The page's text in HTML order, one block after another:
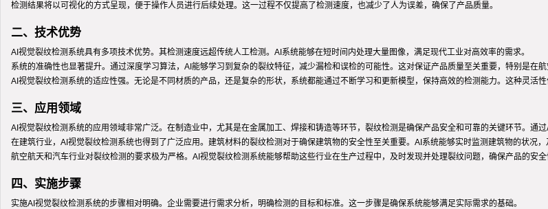
检测结果将以可视化的方式呈现，便于操作人员进行后续处理。这一过程不仅提高了检测速度，也减少了人为误差，确保了产品质量。
二、技术优势
AI视觉裂纹检测系统具有多项技术优势。其检测速度远超传统人工检测。AI系统能够在短时间内处理大量图像，满足现代工业对高效率的需求。
系统的准确性也显著提升。通过深度学习算法，AI能够学习到复杂的裂纹特征，减少漏检和误检的可能性。这对保证产品质量至关重要，特别是在
AI视觉裂纹检测系统的适应性强。无论是不同材质的产品，还是复杂的形状，系统都能通过不断学习和更新模型，保持高效的检测能力。这种灵活
三、应用领域
AI视觉裂纹检测系统的应用领域非常广泛。在制造业中，尤其是在金属加工、焊接和铸造等环节，裂纹检测是确保产品安全和可靠的关键环节。通
在建筑行业，AI视觉裂纹检测系统也得到了广泛应用。建筑材料的裂纹检测对于确保建筑物的安全性至关重要。AI系统能够实时监测建筑物的状况，
航空航天和汽车行业对裂纹检测的要求极为严格。AI视觉裂纹检测系统能够帮助这些行业在生产过程中，及时发现并处理裂纹问题，确保产品的安全
四、实施步骤
实施AI视觉裂纹检测系统的步骤相对明确。企业需要进行需求分析，明确检测的目标和标准。这一步骤是确保系统能够满足实际需求的基础。